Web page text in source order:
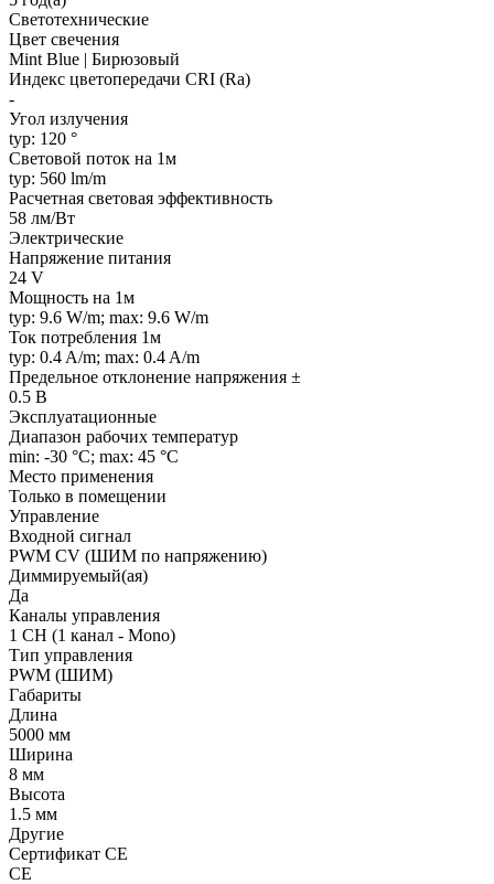
Светотехнические
Цвет свечения
Mint Blue | Бирюзовый
Индекс цветопередачи CRI (Ra)
-
Угол излучения
typ: 120 °
Световой поток на 1м
typ: 560 lm/m
Расчетная световая эффективность
58 лм/Вт
Электрические
Напряжение питания
24 V
Мощность на 1м
typ: 9.6 W/m; max: 9.6 W/m
Ток потребления 1м
typ: 0.4 A/m; max: 0.4 A/m
Предельное отклонение напряжения ±
0.5 В
Эксплуатационные
Диапазон рабочих температур
min: -30 °C; max: 45 °C
Место применения
Только в помещении
Управление
Входной сигнал
PWM СV (ШИМ по напряжению)
Диммируемый(ая)
Да
Каналы управления
1 CH (1 канал - Mono)
Тип управления
PWM (ШИМ)
Габариты
Длина
5000 мм
Ширина
8 мм
Высота
1.5 мм
Другие
Сертификат CE
CE